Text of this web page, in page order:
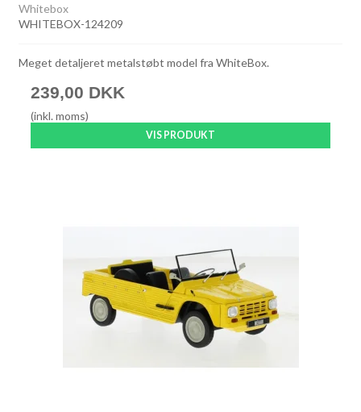
Whitebox
WHITEBOX-124209
Meget detaljeret metalstøbt model fra WhiteBox.
239,00 DKK
(inkl. moms)
VIS PRODUKT